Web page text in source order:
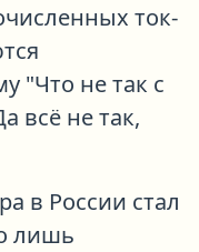
ток-
"Что не так с
всё не так,
в России стал
лишь